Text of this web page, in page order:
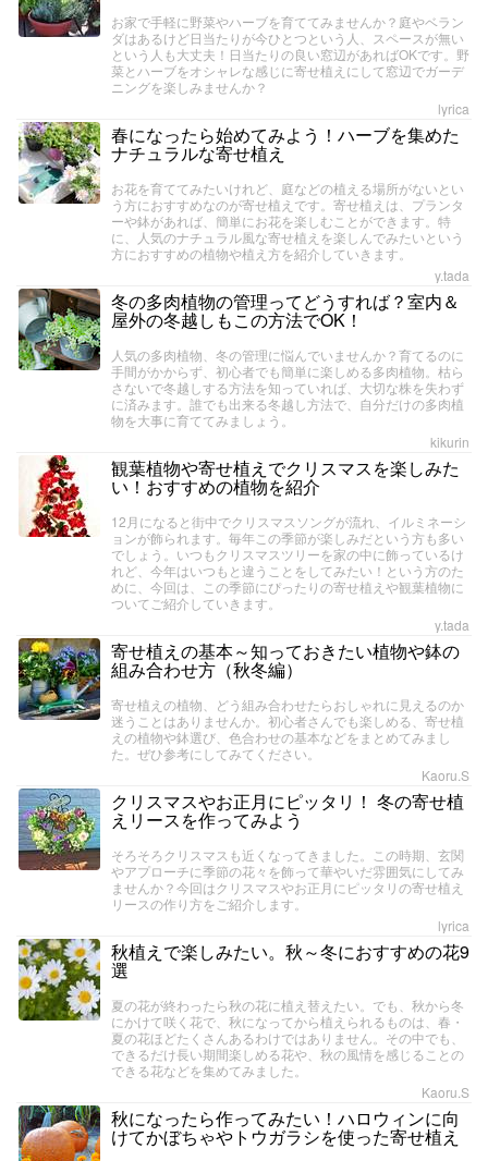
お家で手軽に野菜やハーブを育ててみませんか？庭やベラン
ダはあるけど日当たりが今ひとつという人、スペースが無い
という人も大丈夫！日当たりの良い窓辺があればOKです。野
菜とハーブをオシャレな感じに寄せ植えにして窓辺でガーデ
ニングを楽しみませんか？
lyrica
春になったら始めてみよう！ハーブを集めた
ナチュラルな寄せ植え
お花を育ててみたいけれど、庭などの植える場所がないとい
う方におすすめなのが寄せ植えです。寄せ植えは、プランタ
ーや鉢があれば、簡単にお花を楽しむことができます。特
に、人気のナチュラル風な寄せ植えを楽しんでみたいという
方におすすめの植物や植え方を紹介していきます。
y.tada
冬の多肉植物の管理ってどうすれば？室内＆
屋外の冬越しもこの方法でOK！
人気の多肉植物、冬の管理に悩んでいませんか？育てるのに
手間がかからず、初心者でも簡単に楽しめる多肉植物。枯ら
さないで冬越しする方法を知っていれば、大切な株を失わず
に済みます。誰でも出来る冬越し方法で、自分だけの多肉植
物を大事に育ててみましょう。
kikurin
観葉植物や寄せ植えでクリスマスを楽しみた
い！おすすめの植物を紹介
12月になると街中でクリスマスソングが流れ、イルミネーシ
ョンが飾られます。毎年この季節が楽しみだという方も多い
でしょう。いつもクリスマスツリーを家の中に飾っているけ
れど、今年はいつもと違うことをしてみたい！という方のた
めに、今回は、この季節にぴったりの寄せ植えや観葉植物に
ついてご紹介していきます。
y.tada
寄せ植えの基本～知っておきたい植物や鉢の
組み合わせ方（秋冬編）
寄せ植えの植物、どう組み合わせたらおしゃれに見えるのか
迷うことはありませんか。初心者さんでも楽しめる、寄せ植
えの植物や鉢選び、色合わせの基本などをまとめてみまし
た。ぜひ参考にしてみてください。
Kaoru.S
クリスマスやお正月にピッタリ！ 冬の寄せ植
えリースを作ってみよう
そろそろクリスマスも近くなってきました。この時期、玄関
やアプローチに季節の花々を飾って華やいだ雰囲気にしてみ
ませんか？今回はクリスマスやお正月にピッタリの寄せ植え
リースの作り方をご紹介します。
lyrica
秋植えで楽しみたい。秋～冬におすすめの花9
選
夏の花が終わったら秋の花に植え替えたい。でも、秋から冬
にかけて咲く花で、秋になってから植えられるものは、春・
夏の花ほどたくさんあるわけではありません。その中でも、
できるだけ長い期間楽しめる花や、秋の風情を感じることの
できる花などを集めてみました。
Kaoru.S
秋になったら作ってみたい！ハロウィンに向
けてかぼちゃやトウガラシを使った寄せ植え